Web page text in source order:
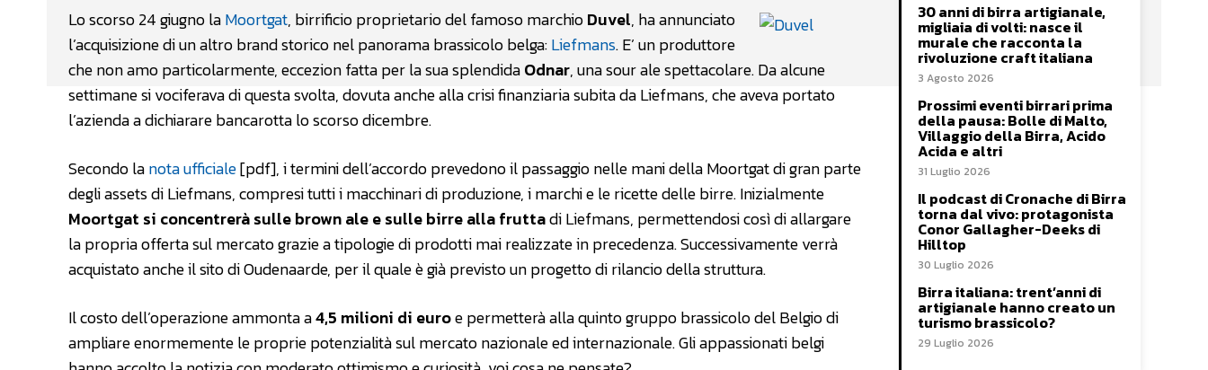
Lo scorso 24 giugno laMoortgat, birrificio proprietario del famoso marchioDuvel, ha annunciato
l’acquisizione di un altro brand storico nel panorama brassicolo belga:Liefmans. E’ un produttore
che non amo particolarmente, eccezion fatta per la sua splendidaOdnar, una sour ale spettacolare. Da alcune
settimane si vociferava di questa svolta, dovuta anche alla crisi finanziaria subita da Liefmans, che aveva portato
l’azienda a dichiarare bancarotta lo scorso dicembre.
Secondo lanota ufficiale[pdf], i termini dell’accordo prevedono il passaggio nelle mani della Moortgat di gran parte
degli assets di Liefmans, compresi tutti i macchinari di produzione, i marchi e le ricette delle birre. Inizialmente
Moortgat si concentrerà sulle brown ale e sulle birre alla fruttadi Liefmans, permettendosi così di allargare
la propria offerta sul mercato grazie a tipologie di prodotti mai realizzate in precedenza. Successivamente verrà
acquistato anche il sito di Oudenaarde, per il quale è già previsto un progetto di rilancio della struttura.
Il costo dell’operazione ammonta a4,5 milioni di euroe permetterà alla quinto gruppo brassicolo del Belgio di
ampliare enormemente le proprie potenzialità sul mercato nazionale ed internazionale. Gli appassionati belgi
30 anni di birra artigianale,
migliaia di volti: nasce il
murale che racconta la
rivoluzione craft italiana
3 Agosto 2026
Prossimi eventi birrari prima
della pausa: Bolle di Malto,
Villaggio della Birra, Acido
Acida e altri
31 Luglio 2026
Il podcast di Cronache di Birra
torna dal vivo: protagonista
Conor Gallagher-Deeks di
Hilltop
30 Luglio 2026
Birra italiana: trent’anni di
artigianale hanno creato un
turismo brassicolo?
29 Luglio 2026